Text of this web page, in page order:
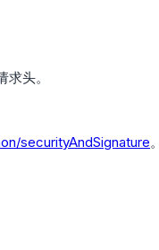
头。
securityAndSignature